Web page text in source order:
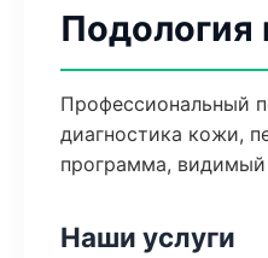
Подология
Профессиональный
диагностика кожи,
программа, видимый
Наши услуги